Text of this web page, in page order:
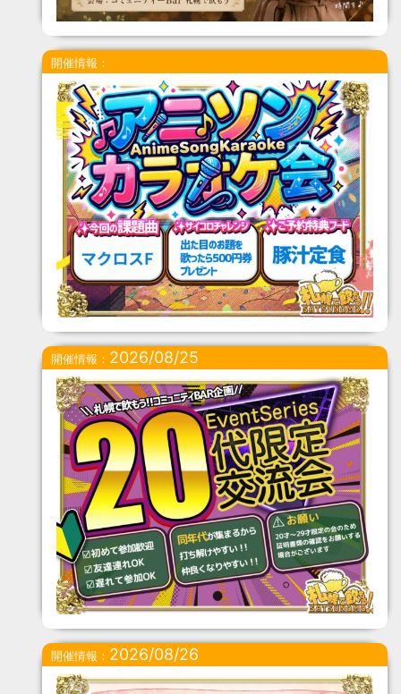
開催情報：
開催情報： 2026/08/25
開催情報： 2026/08/26